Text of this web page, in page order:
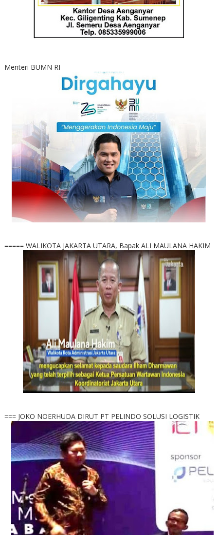
Menteri BUMN RI
===== WALIKOTA JAKARTA UTARA, Bapak ALI MAULANA HAKIM
=== JOKO NOERHUDA DIRUT PT PELINDO SOLUSI LOGISTIK